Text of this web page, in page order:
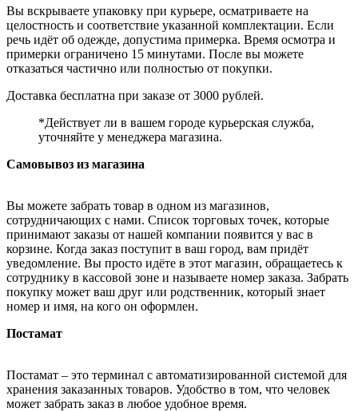
Вы вскрываете упаковку при курьере, осматриваете на
целостность и соответствие указанной комплектации. Если
речь идёт об одежде, допустима примерка. Время осмотра и
примерки ограничено 15 минутами. После вы можете
отказаться частично или полностью от покупки.
Доставка бесплатна при заказе от 3000 рублей.
*Действует ли в вашем городе курьерская служба,
уточняйте у менеджера магазина.
Самовывоз из магазина
Вы можете забрать товар в одном из магазинов,
сотрудничающих с нами. Список торговых точек, которые
принимают заказы от нашей компании появится у вас в
корзине. Когда заказ поступит в ваш город, вам придёт
уведомление. Вы просто идёте в этот магазин, обращаетесь к
сотруднику в кассовой зоне и называете номер заказа. Забрать
покупку может ваш друг или родственник, который знает
номер и имя, на кого он оформлен.
Постамат
Постамат – это терминал с автоматизированной системой для
хранения заказанных товаров. Удобство в том, что человек
может забрать заказ в любое удобное время.